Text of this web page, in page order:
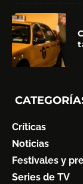
Críticas
Noticias
Festivales y
Series de TV